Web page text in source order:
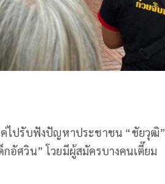
ไปรับฟังปัญหาประชาชน “ชัยวุฒิ”
กอัศวิน” โวยมีผู้สมัครบางคนเตี๊ยม